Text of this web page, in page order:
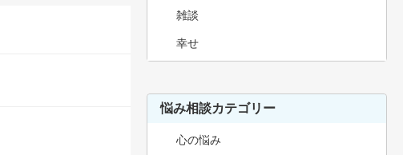
雑談
幸せ
悩み相談カテゴリー
心の悩み